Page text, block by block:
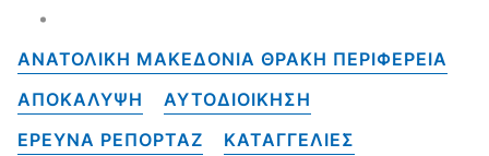
ΑΝΑΤΟΛΙΚΗ ΜΑΚΕΔΟΝΙΑ ΘΡΑΚΗ ΠΕΡΙΦΕΡΕΙΑ
ΑΠΟΚΑΛΥΨΗ
ΑΥΤΟΔΙΟΙΚΗΣΗ
ΕΡΕΥΝΑ ΡΕΠΟΡΤΑΖ
ΚΑΤΑΓΓΕΛΙΕΣ